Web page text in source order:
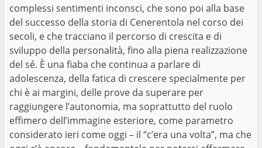
complessi sentimenti inconsci, che sono poi alla base
del successo della storia di Cenerentola nel corso dei
secoli, e che tracciano il percorso di crescita e di
sviluppo della personalità, fino alla piena realizzazione
del sé. È una fiaba che continua a parlare di
adolescenza, della fatica di crescere specialmente per
chi è ai margini, delle prove da superare per
raggiungere l’autonomia, ma soprattutto del ruolo
effimero dell’immagine esteriore, come parametro
considerato ieri come oggi – il “c’era una volta”, ma che